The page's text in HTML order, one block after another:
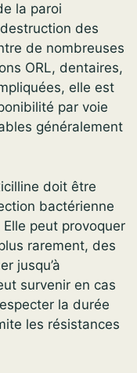
la paroi
des
de nombreuses
ORL, dentaires,
elle est
par voie
généralement
doit être
bactérienne
peut provoquer
rarement, des
jusqu’à
survenir en cas
la durée
les résistances